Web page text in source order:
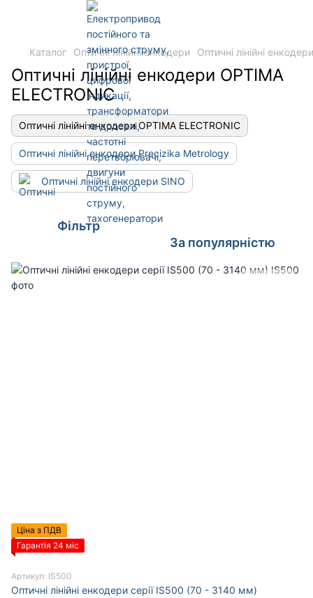
Каталог Оптичні лінійні енкодери Оптичні лінійні
Оптичні лінійні енкодери OPTIMA
ELECTRONIC
Оптичні лінійні енкодери OPTIMA ELECTRONIC
Оптичні лінійні енкодери Precizika Metrology
Оптичні лінійні енкодери SINO
Фільтр
За популярністю
Ціна з ПДВ
Гарантія 24 міс
Артикул: IS500
Оптичні лінійні енкодери серії IS500 (70 - 3140 мм)